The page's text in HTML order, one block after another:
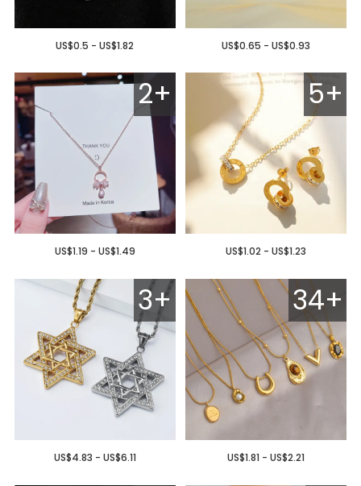
US$0.5 - US$1.82 US$0.65 - US$0.93
2+
US$1.19 - US$1.49
5+
US$1.02 - US$1.23
3+
US$4.83 - US$6.11
34+
US$1.81 - US$2.21